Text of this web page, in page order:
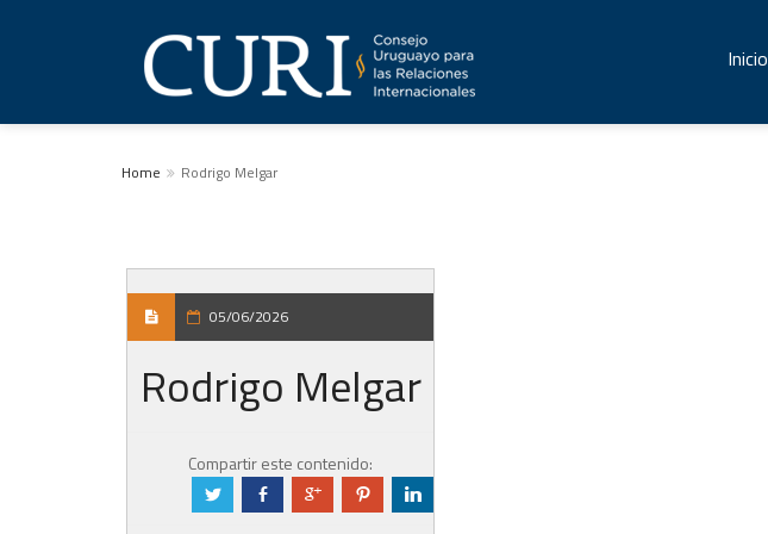
Inicio
Home Rodrigo Melgar
05/06/2026
Rodrigo Melgar
Compartir este contenido:
a b c d j